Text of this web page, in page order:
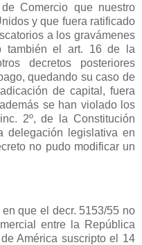
Comercio que nuestro
y que fuera ratificado
a los gravámenes
también el art. 16 de
la
decretos posteriores
quedando su caso de
de capital, fuera
se han violado los
2º, de
la Constitución
delegación legislativa en
no pudo modificar un
que el decr. 5153/55 no
entre
la República
América suscripto el 14